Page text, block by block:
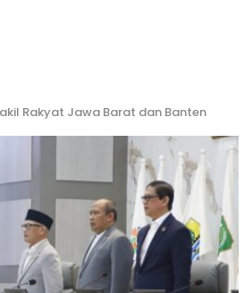
Rakyat Jawa Barat dan Banten